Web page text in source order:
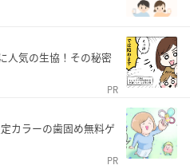
人気の生協！その秘密
PR
カラーの歯固め無料ゲ
PR